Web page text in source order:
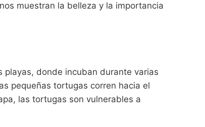
muestran la belleza y la importancia
playas, donde incuban durante varias
pequeñas tortugas corren hacia el
las tortugas son vulnerables a